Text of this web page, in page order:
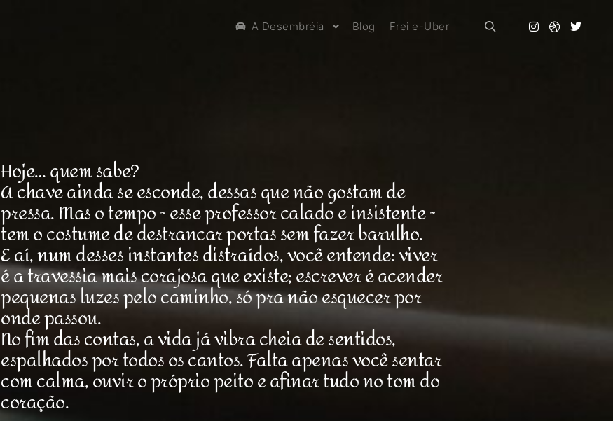
A Desembréia Blog Frei e-Uber
Hoje… quem sabe?
A chave ainda se esconde, dessas que não gostam de
pressa. Mas o tempo ~ esse professor calado e insistente ~
tem o costume de destrancar portas sem fazer barulho.
E aí, num desses instantes distraídos, você entende: viver
é a travessia mais corajosa que existe; escrever é acender
pequenas luzes pelo caminho, só pra não esquecer por
onde passou.
No fim das contas, a vida já vibra cheia de sentidos,
espalhados por todos os cantos. Falta apenas você sentar
com calma, ouvir o próprio peito e afinar tudo no tom do
coração.